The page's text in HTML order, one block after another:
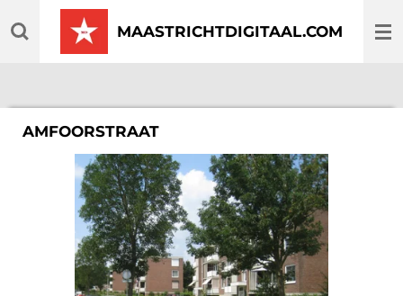
direct
MAASTRICHTDIGITAAL.COM
AMFOORSTRAAT